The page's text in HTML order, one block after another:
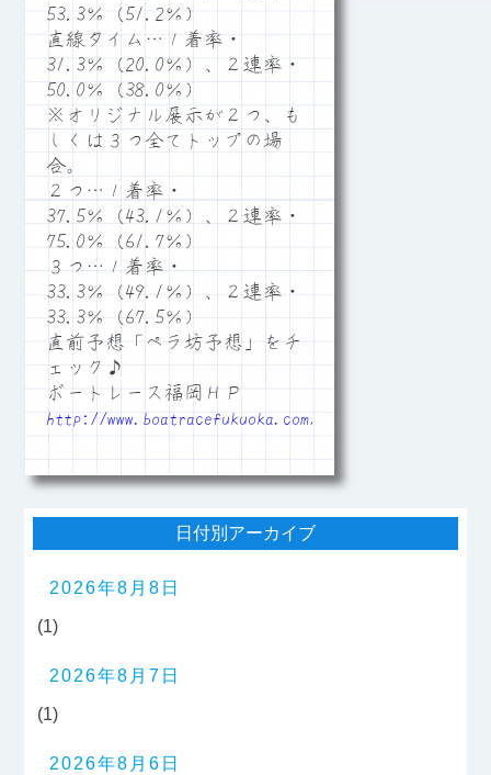
53.3％（51.2％）
直線タイム…１着率・
31.3％（20.0％）、２連率・
50.0％（38.0％）
※オリジナル展示が２つ、も
しくは３つ全てトップの場
合。
２つ…１着率・
37.5％（43.1％）、２連率・
75.0％（61.7％）
３つ…１着率・
33.3％（49.1％）、２連率・
33.3％（67.5％）
直前予想「ペラ坊予想」をチ
ェック♪
ボートレース福岡ＨＰ
http://www.boatracefukuoka.com/
日付別アーカイブ
2026年8月8日
(1)
2026年8月7日
(1)
2026年8月6日